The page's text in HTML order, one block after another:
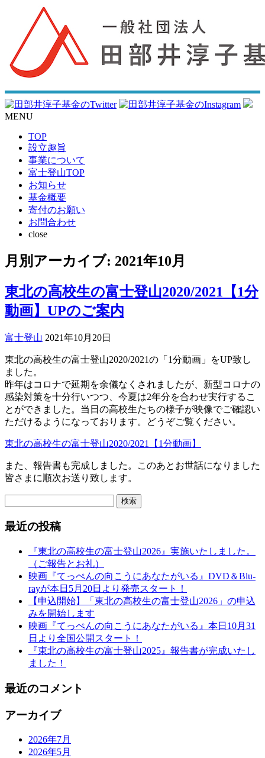
MENU
TOP
設立趣旨
事業について
富士登山TOP
お知らせ
基金概要
寄付のお願い
お問合わせ
close
月別アーカイブ: 2021年10月
東北の高校生の富士登山2020/2021【1分
動画】UPのご案内
富士登山 2021年10月20日
東北の高校生の富士登山2020/2021の「1分動画」をUP致し
ました。
昨年はコロナで延期を余儀なくされましたが、新型コロナの
感染対策を十分行いつつ、今夏は2年分を合わせ実行するこ
とができました。当日の高校生たちの様子が映像でご確認い
ただけるようになっております。どうぞご覧ください。
東北の高校生の富士登山2020/2021【1分動画】
また、報告書も完成しました。このあとお世話になりました
皆さまに順次お送り致します。
最近の投稿
『東北の高校生の富士登山2026』実施いたしました。
（ご報告とお礼）
映画『てっぺんの向こうにあなたがいる』DVD＆Blu-
rayが本日5月20日より発売スタート！
【申込開始】「東北の高校生の富士登山2026」の申込
みを開始します
映画『てっぺんの向こうにあなたがいる』本日10月31
日より全国公開スタート！
『東北の高校生の富士登山2025』報告書が完成いたし
ました！
最近のコメント
アーカイブ
2026年7月
2026年5月